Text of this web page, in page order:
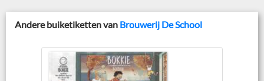
Andere buiketiketten van Brouwerij De School